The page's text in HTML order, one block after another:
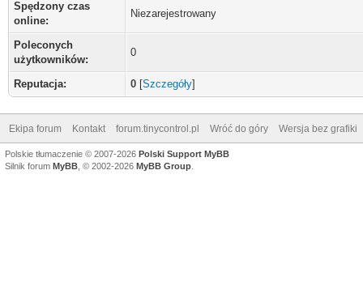
Spędzony czas
online:
Niezarejestrowany
Poleconych
użytkowników:
0
Reputacja: 0 [Szczegóły]
Ekipa forum Kontakt forum.tinycontrol.pl Wróć do góry Wersja bez grafiki
Polskie tłumaczenie © 2007-2026 Polski Support MyBB
Silnik forum MyBB , © 2002-2026 MyBB Group